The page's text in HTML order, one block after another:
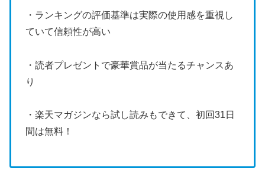
・ランキングの評価基準は実際の使用感を重視し
ていて信頼性が高い
・読者プレゼントで豪華賞品が当たるチャンスあ
り
・楽天マガジンなら試し読みもできて、初回31日
間は無料！